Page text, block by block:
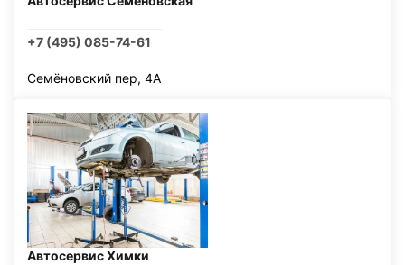
+7 (495) 085-74-61
Семёновский пер, 4А
Автосервис Химки